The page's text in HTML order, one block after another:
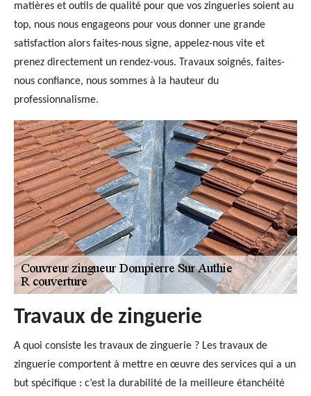
matières et outils de qualité pour que vos zingueries soient au
top, nous nous engageons pour vous donner une grande
satisfaction alors faites-nous signe, appelez-nous vite et
prenez directement un rendez-vous. Travaux soignés, faites-
nous confiance, nous sommes à la hauteur du
professionnalisme.
Travaux de zinguerie
A quoi consiste les travaux de zinguerie ? Les travaux de
zinguerie comportent à mettre en œuvre des services qui a un
but spécifique : c’est la durabilité de la meilleure étanchéité